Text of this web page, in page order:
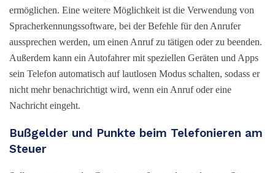
ermöglichen. Eine weitere Möglichkeit ist die Verwendung von
Spracherkennungssoftware, bei der Befehle für den Anrufer
aussprechen werden, um einen Anruf zu tätigen oder zu beenden.
Außerdem kann ein Autofahrer mit speziellen Geräten und Apps
sein Telefon automatisch auf lautlosen Modus schalten, sodass er
nicht mehr benachrichtigt wird, wenn ein Anruf oder eine
Nachricht eingeht.
Bußgelder und Punkte beim Telefonieren am
Steuer